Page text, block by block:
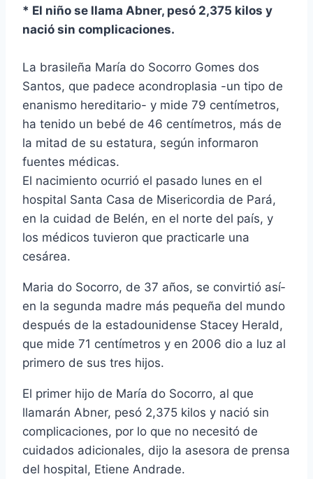
* El niño se llama Abner, pesó 2,375 kilos y
nació sin complicaciones.
La brasileña Marí­a do Socorro Gomes dos
Santos, que padece acondroplasia -un tipo de
enanismo hereditario- y mide 79 centí­metros,
ha tenido un bebé de 46 centí­metros, más de
la mitad de su estatura, según informaron
fuentes médicas.
El nacimiento ocurrió el pasado lunes en el
hospital Santa Casa de Misericordia de Pará,
en la cuidad de Belén, en el norte del paí­s, y
los médicos tuvieron que practicarle una
cesárea.
Maria do Socorro, de 37 años, se convirtió así­
en la segunda madre más pequeña del mundo
después de la estadounidense Stacey Herald,
que mide 71 centí­metros y en 2006 dio a luz al
primero de sus tres hijos.
El primer hijo de Marí­a do Socorro, al que
llamarán Abner, pesó 2,375 kilos y nació sin
complicaciones, por lo que no necesitó de
cuidados adicionales, dijo la asesora de prensa
del hospital, Etiene Andrade.